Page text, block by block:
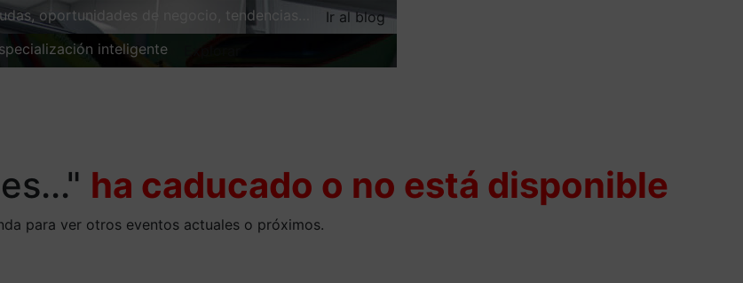
oportunidades de negocio, tendencias…
Ir al blog
inteligente
ha caducado o no está disponible
para ver otros eventos actuales o próximos.